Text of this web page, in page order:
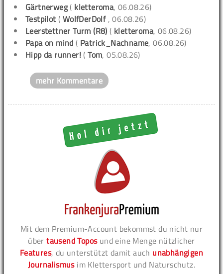
Gärtnerweg( kletteroma, 06.08.26)
Testpilot ( WolfDerDolf , 06.08.26)
Leerstettner Turm (R8) ( kletteroma, 06.08.26)
Papa on mind ( Patrick_Nachname, 06.08.26)
Hipp da runner! (Tom, 05.08.26)
mehr Kommentare
Mit dem Premium-Account bekommst du nicht nur
übertausend Toposund eine Menge nützlicher
Features, du unterstützt damit auch unabhängigen
Journalismusim Klettersport und Naturschutz.